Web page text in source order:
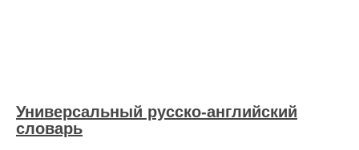
Универсальный русско-английский
словарь